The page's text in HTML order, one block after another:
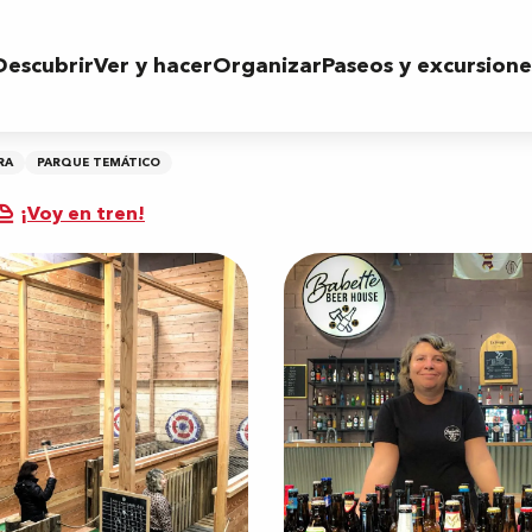
Ver y hacerOrganizarPaseos y
PARQUE TEMÁTICO
¡Voy en tren!